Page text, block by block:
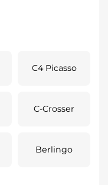
C4 Picasso
C-Crosser
Berlingo